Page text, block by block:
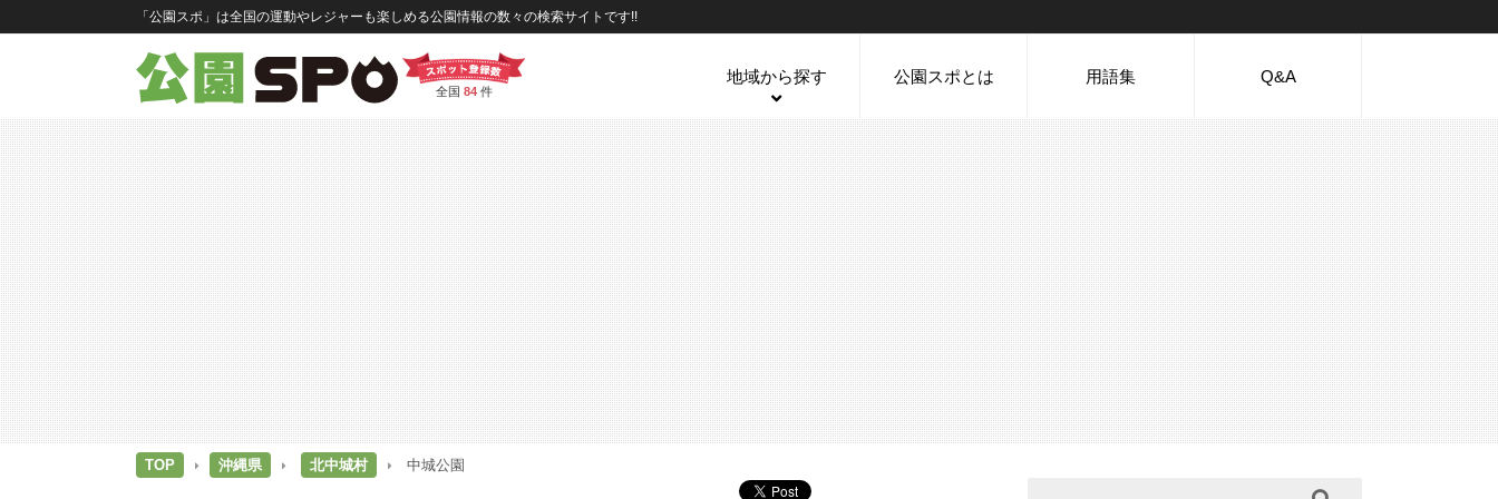
「公園スポ」は全国の運動やレジャーも楽しめる公園情報の数々の検索サイトです!!
全国 84件
地域から探す 公園スポとは 用語集 Q&A
TOP 沖縄県 北中城村 中城公園